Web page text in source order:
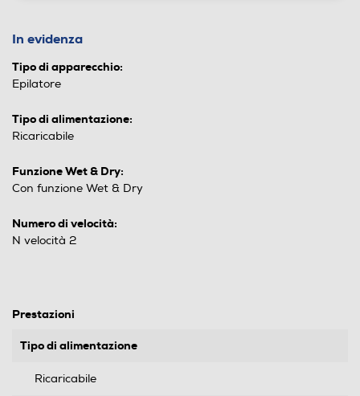
In evidenza
Tipo di apparecchio:
Epilatore
Tipo di alimentazione:
Ricaricabile
Funzione Wet & Dry:
Con funzione Wet & Dry
Numero di velocità:
N velocità 2
Prestazioni
Tipo di alimentazione
Ricaricabile